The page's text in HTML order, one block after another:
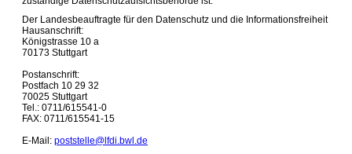
Der Landesbeauftragte für den Datenschutz und die Informationsfreiheit
Hausanschrift:
Königstrasse 10 a
70173 Stuttgart
Postanschrift:
Postfach 10 29 32
70025 Stuttgart
Tel.: 0711/615541-0
FAX: 0711/615541-15
E-Mail: poststelle@lfdi.bwl.de